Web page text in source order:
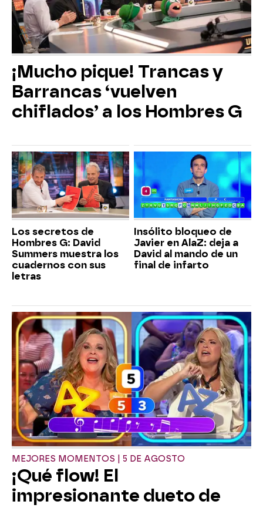
¡Mucho pique! Trancas y
Barrancas ‘vuelven
chiflados’ a los Hombres G
Los secretos de
Hombres G: David
Summers muestra los
cuadernos con sus
letras
Insólito bloqueo de
Javier en AlaZ: deja a
David al mando de un
final de infarto
MEJORES MOMENTOS | 5 DE AGOSTO
¡Qué flow! El
impresionante dueto de